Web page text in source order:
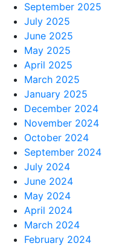
September 2025
July 2025
June 2025
May 2025
April 2025
March 2025
January 2025
December 2024
November 2024
October 2024
September 2024
July 2024
June 2024
May 2024
April 2024
March 2024
February 2024